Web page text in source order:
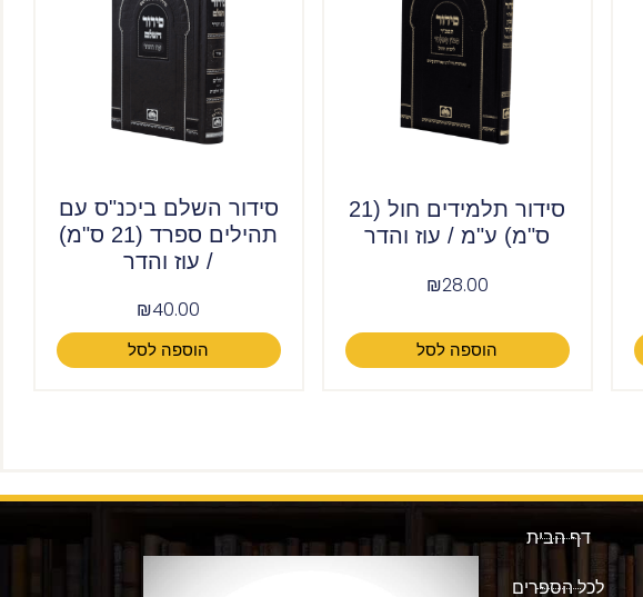
סידור תלמידים חול (21
ס"מ) ע"מ / עוז והדר
₪28.00
הוספה לסל
סידור השלם ביכנ"ס עם
תהילים ספרד (21 ס"מ)
/ עוז והדר
₪40.00
הוספה לסל
דף הבית
לכל הספרים